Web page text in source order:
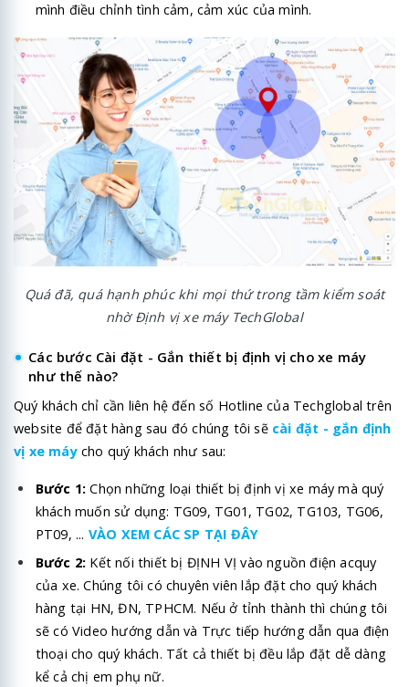
mình điều chỉnh tình cảm, cảm xúc của mình.
Quá đã, quá hạnh phúc khi mọi thứ trong tầm kiểm soát
nhờ Định vị xe máy TechGlobal
Các bước Cài đặt - Gắn thiết bị định vị cho xe máy
như thế nào?
Quý khách chỉ cần liên hệ đến số Hotline của Techglobal trên
website để đặt hàng sau đó chúng tôi sẽ cài đặt - gắn định
vị xe máy cho quý khách như sau:
Bước 1: Chọn những loại thiết bị định vị xe máy mà quý
khách muốn sử dụng: TG09, TG01, TG02, TG103, TG06,
PT09, ... VÀO XEM CÁC SP TẠI ĐÂY
Bước 2: Kết nối thiết bị ĐỊNH VỊ vào nguồn điện acquy
của xe. Chúng tôi có chuyên viên lắp đặt cho quý khách
hàng tại HN, ĐN, TPHCM. Nếu ở tỉnh thành thì chúng tôi
sẽ có Video hướng dẫn và Trực tiếp hướng dẫn qua điện
thoại cho quý khách. Tất cả thiết bị đều lắp đặt dễ dàng
kể cả chị em phụ nữ.